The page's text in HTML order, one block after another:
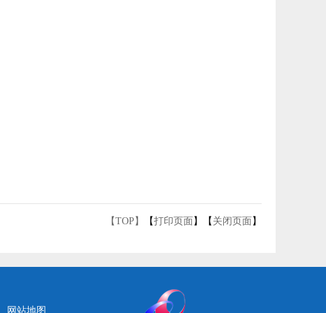
【TOP】 【打印页面】【 关闭页面】
网站地图